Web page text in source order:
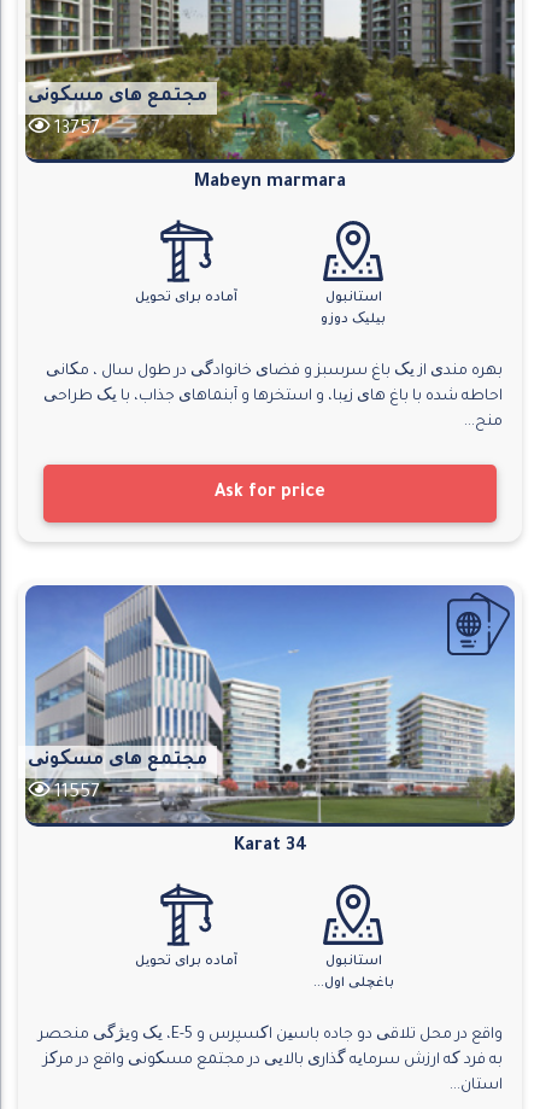
مجتمع های مسکونی
13757
Mabeyn marmara
استانبول
بیلیک دوزو
آماده برای تحویل
بهره مندی از یک باغ سرسبز و فضای خانوادگی در طول سال ، مکانی
احاطه شده با باغ های زیبا، و استخرها و آبنماهای جذاب، با یک طراحی
منح...
Ask for price
مجتمع های مسکونی
11557
Karat 34
استانبول
باغچلی اول...
آماده برای تحویل
واقع در محل تلاقی دو جاده باسین اکسپرس و E-5، یک ویژگی منحصر
به فرد که ارزش سرمایه گذاری بالایی در مجتمع مسکونی واقع در مرکز
استان...